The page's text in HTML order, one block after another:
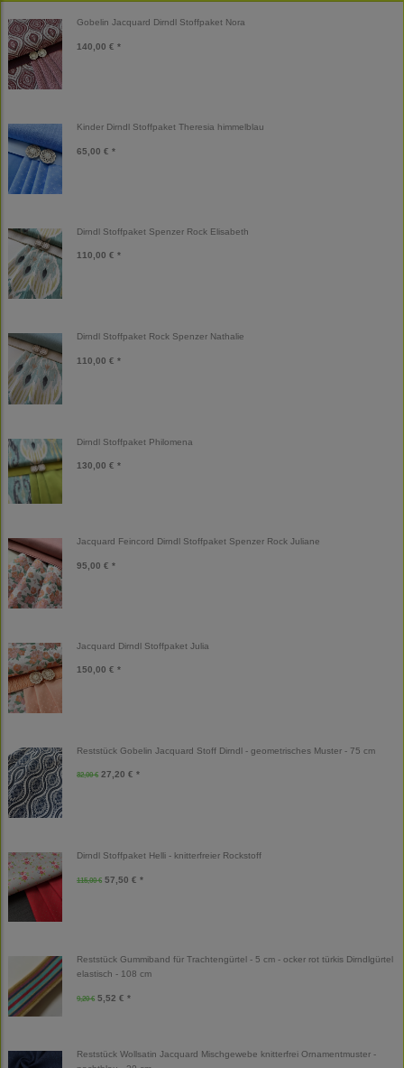
Gobelin Jacquard Dirndl Stoffpaket Nora
140,00 € *
Kinder Dirndl Stoffpaket Theresia himmelblau
65,00 € *
Dirndl Stoffpaket Spenzer Rock Elisabeth
110,00 € *
Dirndl Stoffpaket Rock Spenzer Nathalie
110,00 € *
Dirndl Stoffpaket Philomena
130,00 € *
Jacquard Feincord Dirndl Stoffpaket Spenzer Rock Juliane
95,00 € *
Jacquard Dirndl Stoffpaket Julia
150,00 € *
Reststück Gobelin Jacquard Stoff Dirndl - geometrisches Muster - 75 cm
32,00 € 27,20 € *
Dirndl Stoffpaket Helli - knitterfreier Rockstoff
115,00 € 57,50 € *
Reststück Gummiband für Trachtengürtel - 5 cm - ocker rot türkis Dirndlgürtel
elastisch - 108 cm
9,20 € 5,52 € *
Reststück Wollsatin Jacquard Mischgewebe knitterfrei Ornamentmuster -